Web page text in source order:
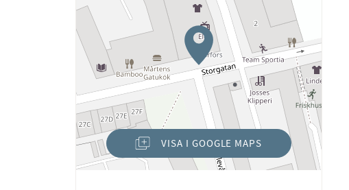
VISA I GOOGLE MAPS
(ÖPPNAS I NYTT FÖNSTER)